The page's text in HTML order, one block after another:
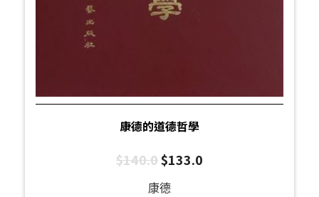
康德的道德哲學
$140.0$133.0
康德